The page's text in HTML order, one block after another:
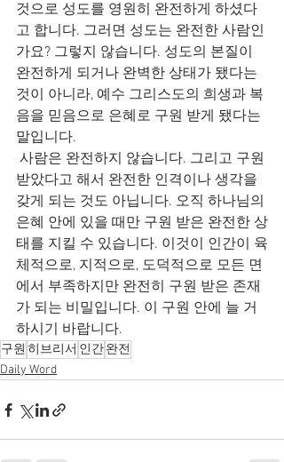
것으로 성도를 영원히 완전하게 하셨다
고 합니다. 그러면 성도는 완전한 사람인
가요? 그렇지 않습니다. 성도의 본질이
완전하게 되거나 완벽한 상태가 됐다는
것이 아니라, 예수 그리스도의 희생과 복
음을 믿음으로 은혜로 구원 받게 됐다는
말입니다.
받았다고 해서 완전한 인격이나 생각을
갖게 되는 것도 아닙니다. 오직 하나님의
은혜 안에 있을 때만 구원 받은 완전한 상
태를 지킬 수 있습니다. 이것이 인간이 육
체적으로, 지적으로, 도덕적으로 모든 면
에서 부족하지만 완전히 구원 받은 존재
가 되는 비밀입니다. 이 구원 안에 늘 거
하시기 바랍니다.
구원 히브리서 인간완전
Daily Word